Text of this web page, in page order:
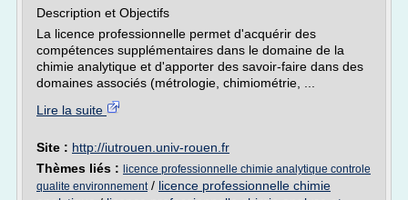
Description et Objectifs
La licence professionnelle permet d'acquérir des
compétences supplémentaires dans le domaine de la
chimie analytique et d'apporter des savoir-faire dans des
domaines associés (métrologie, chimiométrie, ...
Lire la suite
Site : http://iutrouen.univ-rouen.fr
Thèmes liés : licence professionnelle chimie analytique controle
qualite environnement/ licence professionnelle chimie